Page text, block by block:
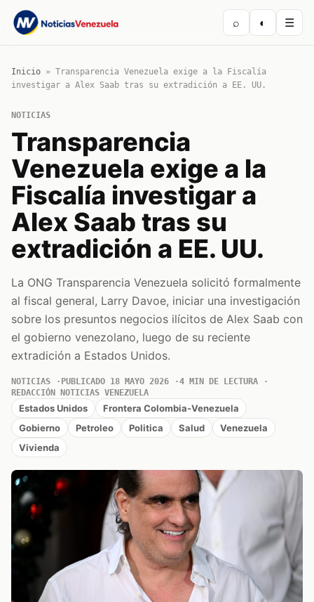
⌕ ◐ ☰
Inicio » Transparencia Venezuela exige a la Fiscalía
investigar a Alex Saab tras su extradición a EE. UU.
NOTICIAS
Transparencia
Venezuela exige a la
Fiscalía investigar a
Alex Saab tras su
extradición a EE. UU.
La ONG Transparencia Venezuela solicitó formalmente
al fiscal general, Larry Davoe, iniciar una investigación
sobre los presuntos negocios ilícitos de Alex Saab con
el gobierno venezolano, luego de su reciente
extradición a Estados Unidos.
NOTICIAS PUBLICADO 18 MAYO 2026
4 MIN DE LECTURA
REDACCIÓN NOTICIAS VENEZUELA
Estados Unidos
Frontera Colombia-Venezuela
Gobierno
Petroleo Politica Salud
Venezuela
Vivienda